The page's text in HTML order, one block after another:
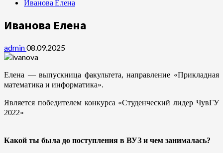
Иванова Елена
Иванова Елена
admin08.09.2025
Елена — выпускница факультета, направление «Прикладная
математика и информатика».
Является победителем конкурса «Студенческий лидер ЧувГУ
2022»
Какой ты была до поступления в ВУЗ и чем занималась?